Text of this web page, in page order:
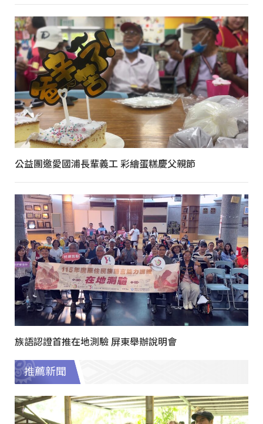
公益團邀愛國浦長輩義工 彩繪蛋糕慶父親節
族語認證首推在地測驗 屏東舉辦說明會
推薦新聞